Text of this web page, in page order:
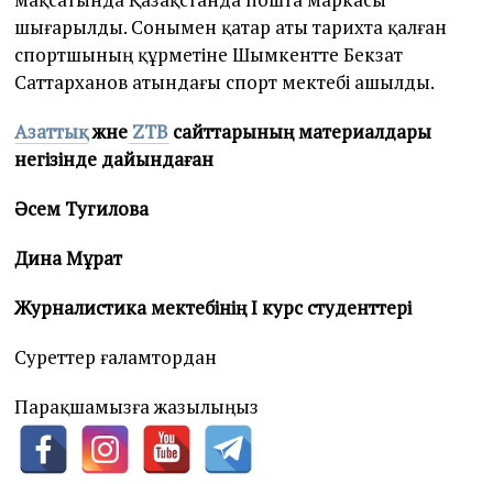
шығарылды. Сонымен қатар аты тарихта қалған
спортшының құрметіне Шымкентте Бекзат
Саттарханов атындағы спорт мектебі ашылды.
Азаттықжәне ZTB сайттарының материалдары
негізінде дайындаған
Әсем Тугилова
Дина Мұрат
Журналистика мектебінің І курс студенттері
Суреттер ғаламтордан
Парақшамызға жазылыңыз